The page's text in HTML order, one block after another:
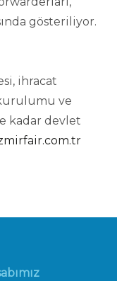
gösteriliyor.
ihracat
ve
kadar devlet